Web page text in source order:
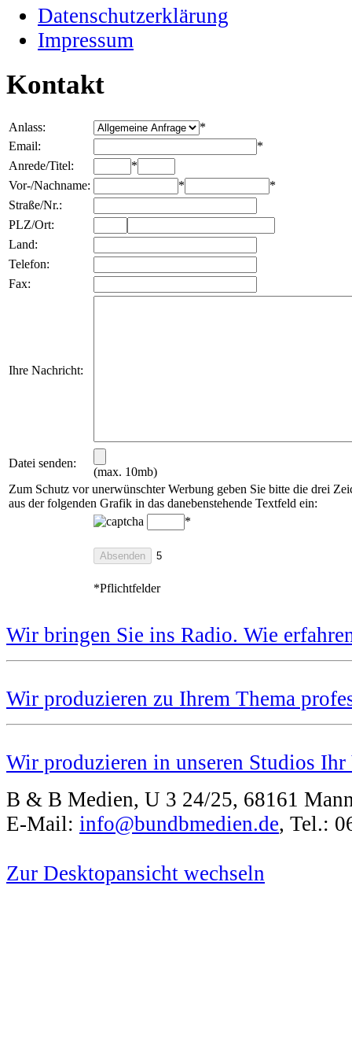
Datenschutzerklärung
Impressum
Kontakt
Anlass:
*
Email:
*
Anrede/Titel:
*
Vor-/Nachname:
*
*
Straße/Nr.:
PLZ/Ort:
Land:
Telefon:
Fax:
Ihre Nachricht:
Datei senden:
(max. 10mb)
Zum Schutz vor unerwünschter Werbung geben Sie bitte die drei
aus der folgenden Grafik in das danebenstehende Textfeld ein:
*
*Pflichtfelder
Wir bringen Sie ins Radio. Wie
Wir produzieren zu Ihrem Thema
Wir produzieren in unseren Studios Ihr
B & B Medien, U 3 24/25, 68161
E-Mail: info@bundbmedien.de, Tel.:
Zur Desktopansicht wechseln